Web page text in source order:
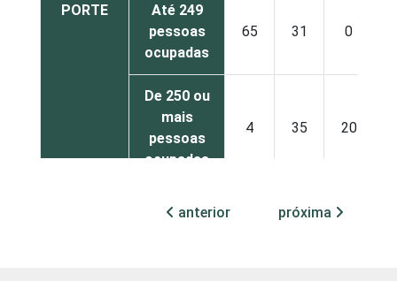
PORTE
Até 249
pessoas
ocupadas
65 31 0
De 250 ou
mais
pessoas
ocupadas
4 35 20
Não
30
anterior próxima